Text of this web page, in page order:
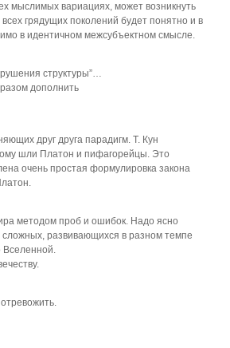
мыслимых вариациях, может возникнуть
грядущих поколений будет понятно и в
в идентичном межсубъектном смысле.
структуры”…
дополнить
друг друга парадигм. Т. Кун
шли Платон и пифагорейцы. Это
очень простая формулировка закона
методом проб и ошибок. Надо ясно
сложных, развивающихся в разном темпе
Вселенной.